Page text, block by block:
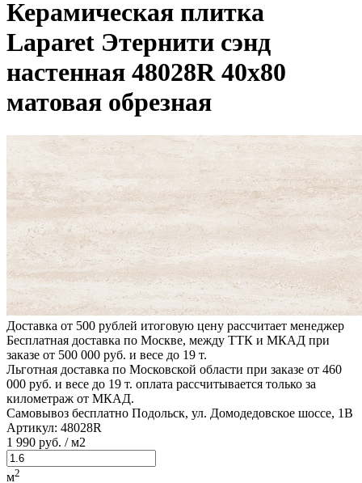
Керамическая плитка
Laparet Этернити сэнд
настенная 48028R 40х80
матовая обрезная
Доставка от 500 рублей итоговую цену рассчитает менеджер
Бесплатная доставка по Москве, между ТТК и МКАД при
заказе от 500 000 руб. и весе до 19 т.
Льготная доставка по Московской области при заказе от 460
000 руб. и весе до 19 т. оплата рассчитывается только за
километраж от МКАД.
Самовывоз бесплатно Подольск, ул. Домодедовское шоссе, 1В
Артикул: 48028R
1 990 руб. / м2
м2